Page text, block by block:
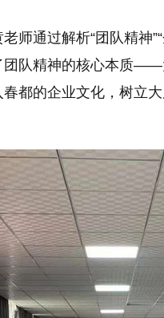
师通过解析“团队精神
队精神的核心本质——
都的企业文化，树立